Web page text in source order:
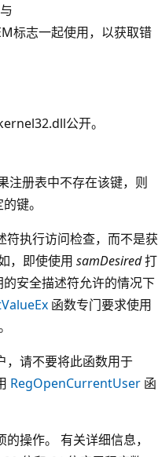
标志一起使用，以获取错
公开。
注册表中不存在该键，则
键。
符执行访问检查，而不是获
，即使使用 samDesired打
的安全描述符允许的情况下
函数专门要求使用
，请不要将此函数用于
RegOpenCurrentUser 函
操作。 有关详细信息，